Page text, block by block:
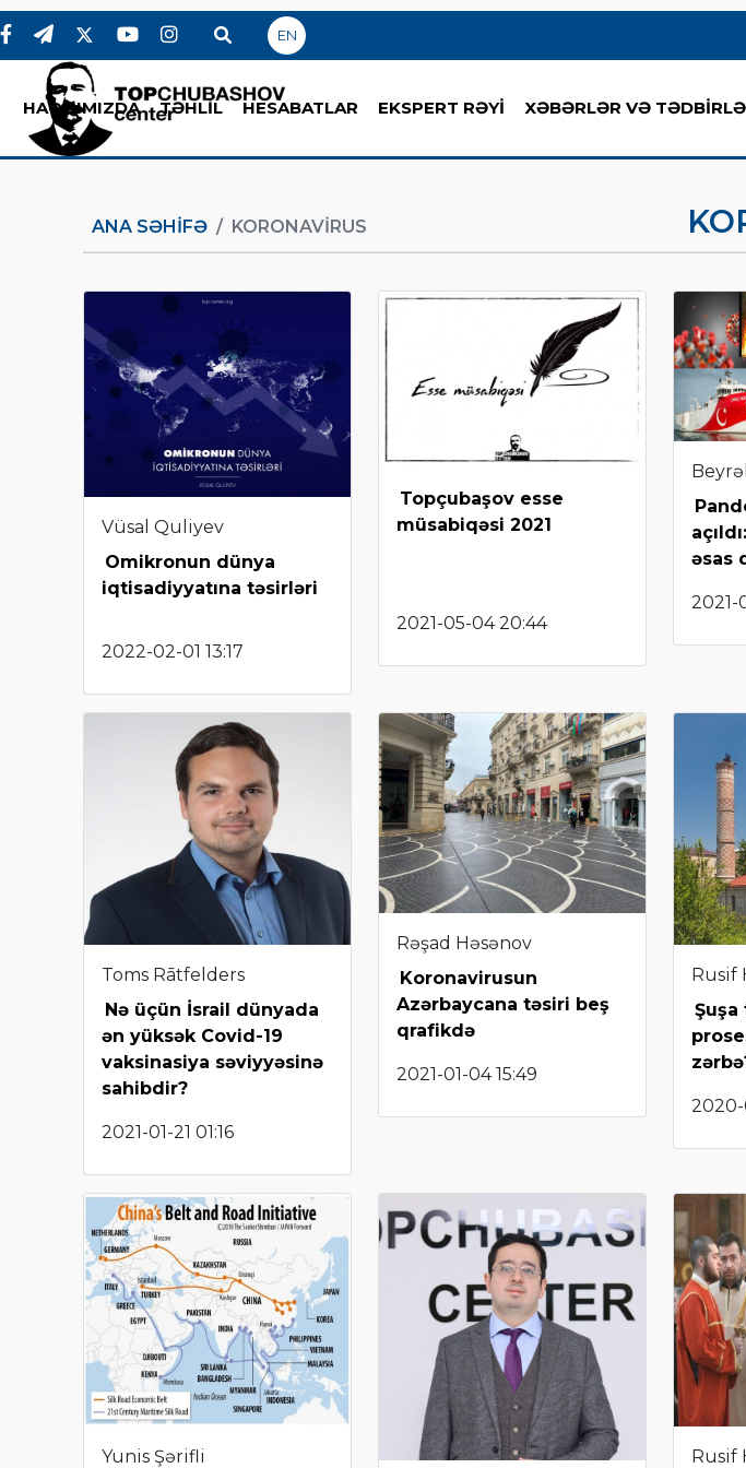
EN
HAQQIMIZDA TƏHLİL HESABATLAR EKSPERT RƏYİ XƏBƏRLƏR VƏ
ANA SƏHIFƏ KORONAVIRUS
Vüsal Quliyev
Omikronun dünya
iqtisadiyyatına təsirləri
2022-02-01 13:17
Topçubaşov esse
müsabiqəsi 2021
2021-05-04 20:44
əsas
2021-
Toms Rātfelders
Nə üçün İsrail dünyada
ən yüksək Covid-19
vaksinasiya səviyyəsinə
sahibdir?
2021-01-21 01:16
Rəşad Həsənov
Koronavirusun
Azərbaycana təsiri beş
qrafikdə
2021-01-04 15:49
Rusif
Şuşa
2020-
Yunis Şərifli
Rusif